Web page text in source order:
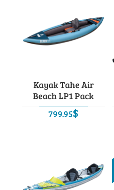
Kayak Tahe Air
Beach LP1 Pack
799.95$